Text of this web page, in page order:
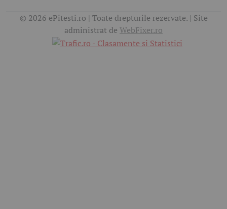
© 2026 ePitesti.ro | Toate drepturile rezervate. | Site
administrat de WebFixer.ro